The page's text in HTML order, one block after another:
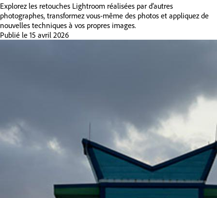
Explorez les retouches Lightroom réalisées par d’autres
photographes, transformez vous-même des photos et appliquez de
nouvelles techniques à vos propres images.
Publié le 15 avril 2026